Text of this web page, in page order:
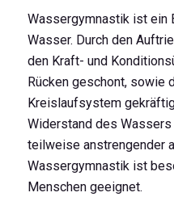
Wassergymnastik ist ein
Wasser. Durch den
den Kraft- und
Rücken geschont, sowie
Kreislaufsystem
Widerstand des
teilweise anstrengender
Wassergymnastik ist
Menschen geeignet.